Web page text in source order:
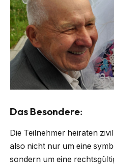
Das Besondere:
Die Teilnehmer heiraten
also nicht nur um eine
sondern um eine